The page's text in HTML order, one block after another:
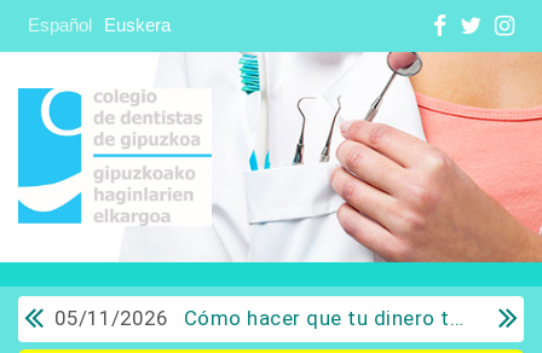
Español Euskera
05/11/2026 Cómo hacer que tu dinero trabaje para ti: Del ahorro a la inversión con sentido común.